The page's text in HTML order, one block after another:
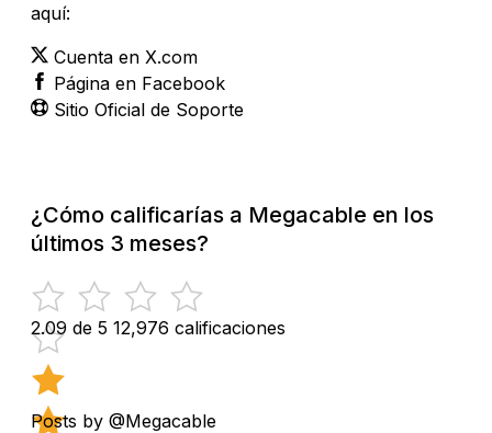
aquí:
Cuenta en X.com
Página en Facebook
Sitio Oficial de Soporte
¿Cómo calificarías a Megacable en los
últimos 3 meses?
2.09 de 5 12,976 calificaciones
Posts by @Megacable